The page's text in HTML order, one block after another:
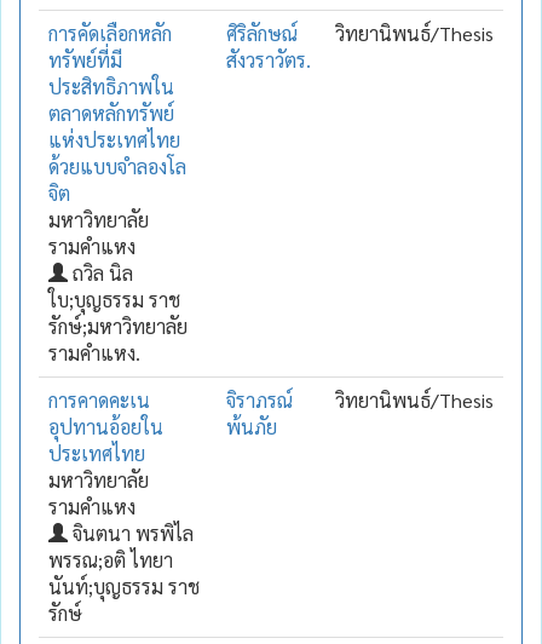
การคัดเลือกหลัก
ทรัพย์ที่มี
ประสิทธิภาพใน
ตลาดหลักทรัพย์
แห่งประเทศไทย
ด้วยแบบจำลองโล
จิต
มหาวิทยาลัย
รามคำแหง
ถวิล นิล
ใบ;บุญธรรม ราช
รักษ์;มหาวิทยาลัย
รามคำแหง.
ศิริลักษณ์
สังวราวัตร.
วิทยานิพนธ์/Thesis
การคาดคะเน
อุปทานอ้อยใน
ประเทศไทย
มหาวิทยาลัย
รามคำแหง
จินตนา พรพิไล
พรรณ;อติ ไทยา
นันท์;บุญธรรม ราช
รักษ์
จิราภรณ์
พ้นภัย
วิทยานิพนธ์/Thesis